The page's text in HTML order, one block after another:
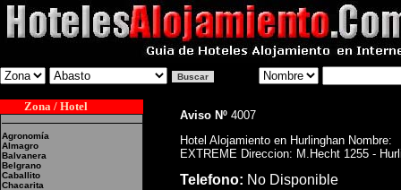
Zona / Hotel
Agronomía
Almagro
Balvanera
Belgrano
Caballito
Chacarita
Aviso Nº 4007
Hotel Alojamiento en Hurlinghan Nombre:
EXTREME Direccion: M.Hecht 1255 -
Telefono: No Disponible